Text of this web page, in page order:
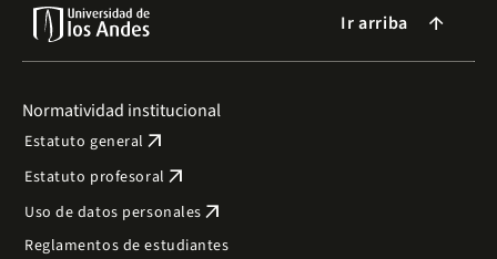
Ir arriba arrow_forward
Normatividad institucional
Estatuto general arrow_outward
Estatuto profesoral arrow_outward
Uso de datos personales arrow_outward
Reglamentos de estudiantes